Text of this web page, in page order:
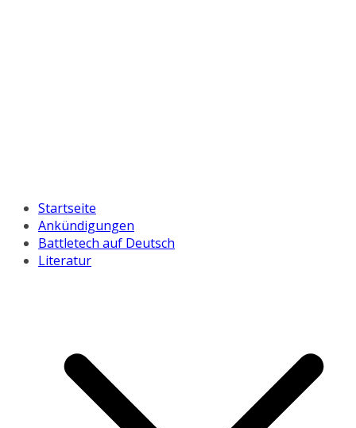
Startseite
Ankündigungen
Battletech auf Deutsch
Literatur